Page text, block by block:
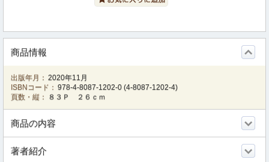
商品情報
出版年月： 2020年11月
ISBNコード： 978-4-8087-1202-0 (4-8087-1202-4)
頁数・縦：
８３Ｐ ２６ｃｍ
商品の内容
著者紹介